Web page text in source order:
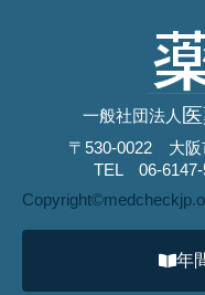
一般社団法人
〒530-0022 大
TEL 06-
年